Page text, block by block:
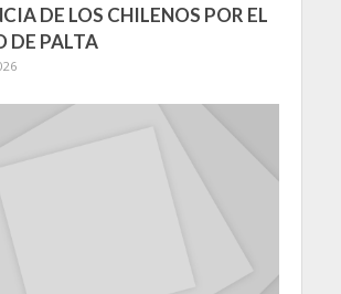
DE LOS CHILENOS POR EL
DE PALTA